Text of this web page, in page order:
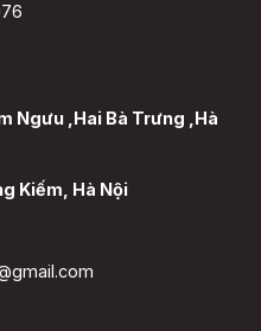
Ngưu ,Hai Bà Trưng ,Hà
Kiếm, Hà Nội